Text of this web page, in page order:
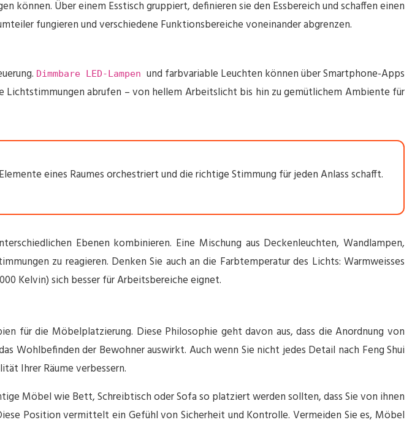
können. Über einem Esstisch gruppiert, definieren sie den Essbereich und schaffen einen
fungieren und verschiedene Funktionsbereiche voneinander abgrenzen.
Dimmbare LED-Lampen und farbvariable Leuchten können über Smartphone-Apps
Lichtstimmungen abrufen – von hellem Arbeitslicht bis hin zu gemütlichem Ambiente für
eines Raumes orchestriert und die richtige Stimmung für jeden Anlass schafft.
Ebenen kombinieren. Eine Mischung aus Deckenleuchten, Wandlampen,
zu reagieren. Denken Sie auch an die Farbtemperatur des Lichts: Warmweisses
Kelvin) sich besser für Arbeitsbereiche eignet.
für die Möbelplatzierung. Diese Philosophie geht davon aus, dass die Anordnung von
Wohlbefinden der Bewohner auswirkt. Auch wenn Sie nicht jedes Detail nach Feng Shui
Ihrer Räume verbessern.
Möbel wie Bett, Schreibtisch oder Sofa so platziert werden sollten, dass Sie von ihnen
Position vermittelt ein Gefühl von Sicherheit und Kontrolle. Vermeiden Sie es, Möbel